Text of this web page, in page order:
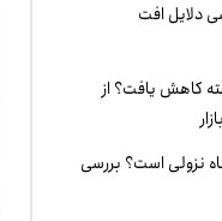
دلایل افت
۲۴ ساعت گذشته کاهش یافت؟ از
نزولی است؟ بررسی